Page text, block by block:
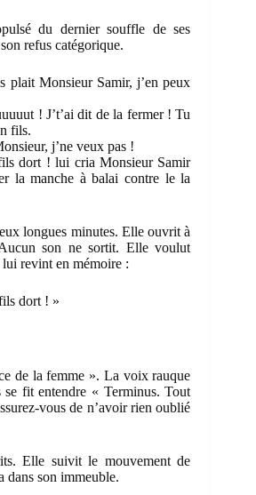
du dernier souffle de ses
refus catégorique.
plait Monsieur Samir, j’en peux
! J’t’ai dit de la fermer ! Tu
fils.
j’ne veux pas !
dort ! lui cria Monsieur Samir
la manche à balai contre le la
longues minutes. Elle ouvrit à
son ne sortit. Elle voulut
lui revint en mémoire :
dort ! »
de la femme ». La voix rauque
fit entendre « Terminus. Tout
vous de n’avoir rien oublié
Elle suivit le mouvement de
dans son immeuble.